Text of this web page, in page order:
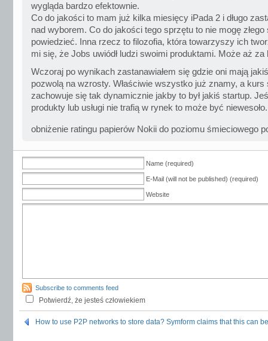
wygląda bardzo efektownie.
Co do jakości to mam już kilka miesięcy iPada 2 i długo
nad wyborem. Co do jakości tego sprzętu to nie mogę złego
powiedzieć. Inna rzecz to filozofia, która towarzyszy ich
mi się, że Jobs uwiódł ludzi swoimi produktami. Może aż za
Wczoraj po wynikach zastanawiałem się gdzie oni mają
pozwolą na wzrosty. Właściwie wszystko już znamy, a kurs
zachowuje się tak dynamicznie jakby to był jakiś startup.
produkty lub usługi nie trafią w rynek to może być
obniżenie ratingu papierów Nokii do poziomu śmieciowego
Name (required)
E-Mail (will not be published) (required)
Website
Subscribe to comments feed
Potwierdź, że jesteś człowiekiem
How to use P2P networks to store data? Symform claims that this can